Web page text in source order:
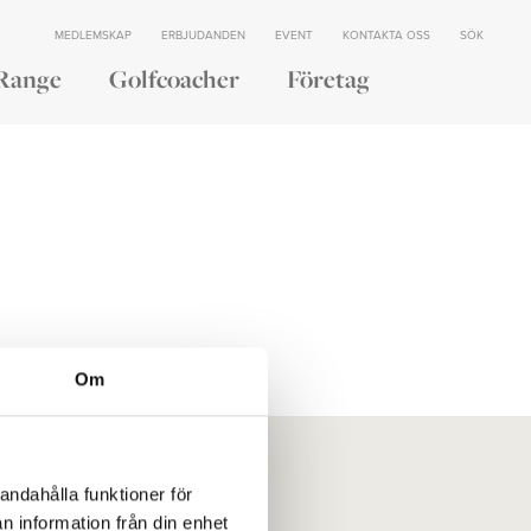
Om
funktioner för
information från din enhet
MEDLEMSKAP ERBJUDANDEN EVENT KONTAKTA OSS SÖK
Golfcoacher Företag
Vår historia